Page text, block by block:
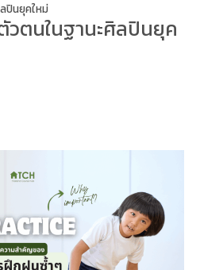
ปินยุคใหม่
วตนในฐานะศิลปินยุค